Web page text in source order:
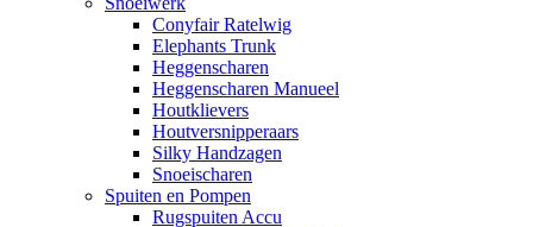
Conyfair Ratelwig
Elephants Trunk
Heggenscharen
Heggenscharen Manueel
Houtklievers
Houtversnipperaars
Silky Handzagen
Snoeischaren
Spuiten en Pompen
Rugspuiten Accu